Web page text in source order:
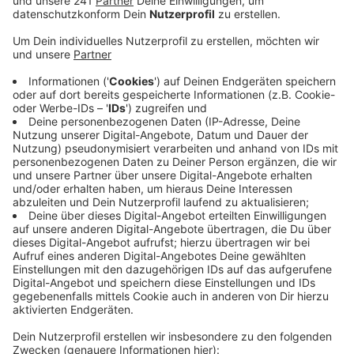
Anzeige
In vielen Orten im Kreis Euskirchen kümmert sich der
Erftverband um mehr Hochwasserschutz. Das merken
jetzt auch alle, die den Rundweg um den Zülpicher See
nutzen wollen. Da gilt bis voraussichtlich Mai eine
Umleitung.
Der Erftverband baut zwischen Floren und Lövenich
eine Rinne am Vlatterner Bach. Darüber soll bei
Hochwasser, Wasser in den Wassersportsee
überlaufen. Für diese Arbeiten ist aktuell der Fuß- und
Radweg am südlichen Seeufer unterbrochen. Der
Erftverband hat eine Umleitung für Fußgänger und
Radfahrer ausgeschildert. Die Arbeiten sollen im Mai
fertig sein.